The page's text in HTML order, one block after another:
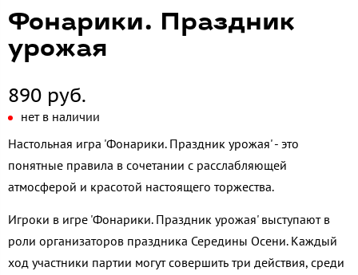
Фонарики. Праздник
урожая
890 руб.
нет в наличии
Настольная игра 'Фонарики. Праздник урожая' - это
понятные правила в сочетании с расслабляющей
атмосферой и красотой настоящего торжества.
Игроки в игре 'Фонарики. Праздник урожая' выступают в
роли организаторов праздника Середины Осени. Каждый
ход участники партии могут совершить три действия, среди